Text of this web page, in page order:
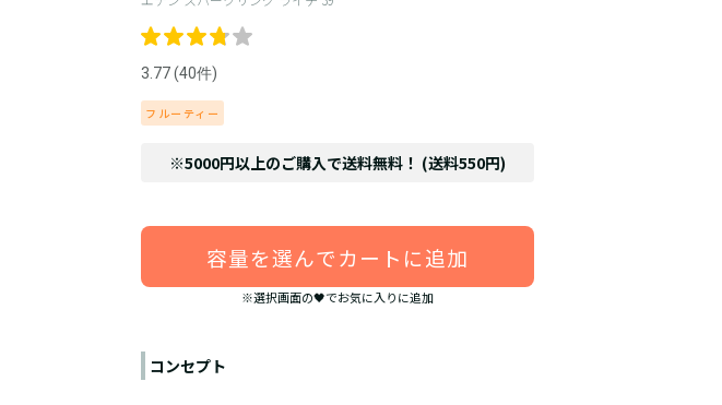
3.77 (40件)
フルーティー
※5000円以上のご購入で送料無料！ (送料550円)
容量を選んでカートに追加
※選択画面の🖤でお気に入りに追加
コンセプト